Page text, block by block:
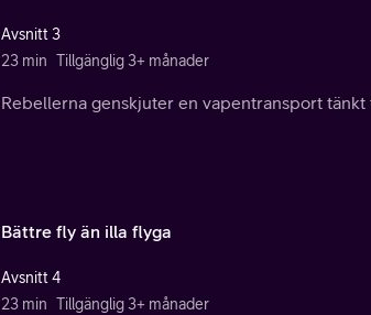
Avsnitt 3
23 min Tillgänglig 3+ månader
Rebellerna genskjuter en vapentransport
Bättre fly än illa flyga
Avsnitt 4
23 min Tillgänglig 3+ månader